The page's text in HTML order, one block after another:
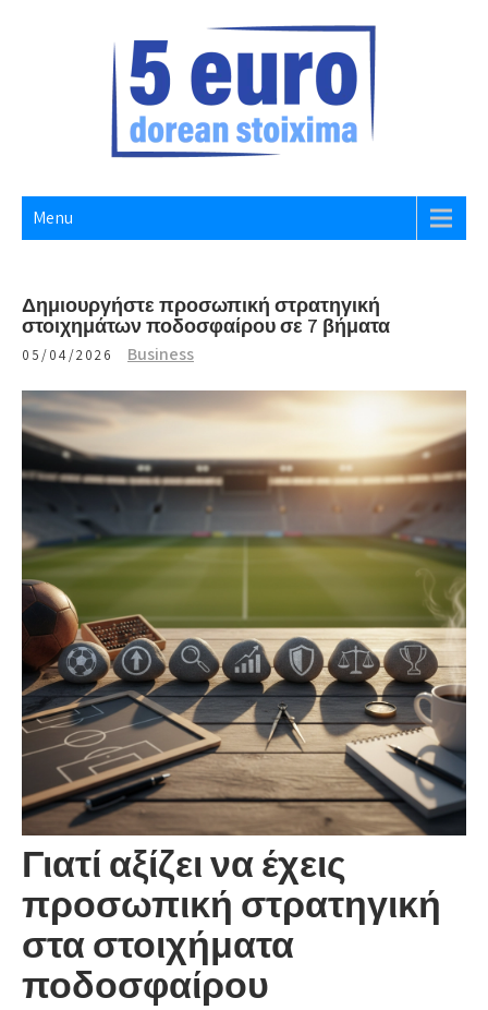
5 EURO DOREAN STOIXIMA
Menu
Δημιουργήστε προσωπική στρατηγική
στοιχημάτων ποδοσφαίρου σε 7 βήματα
05/04/2026 Business
Γιατί αξίζει να έχεις
προσωπική στρατηγική
στα στοιχήματα
ποδοσφαίρου